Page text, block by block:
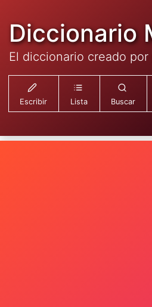
Diccionario
El diccionario creado por
Escribir Lista Buscar